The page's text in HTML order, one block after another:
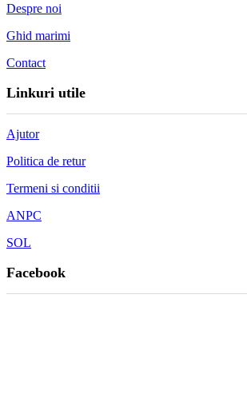
Despre noi
Ghid marimi
Contact
Linkuri utile
Ajutor
Politica de retur
Termeni si conditii
ANPC
SOL
Facebook